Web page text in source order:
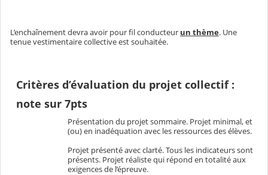
L’enchaînement devra avoir pour fil conducteur un thème. Une
tenue vestimentaire collective est souhaitée.
Critères d’évaluation du projet collectif :
note sur 7pts
Présentation du projet sommaire. Projet minimal, et
(ou) en inadéquation avec les ressources des élèves.
Projet présenté avec clarté. Tous les indicateurs sont
présents. Projet réaliste qui répond en totalité aux
exigences de l’épreuve.